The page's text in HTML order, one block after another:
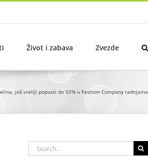
Život i zabava Zvezde
još vreliji popusti do 50% u Fashion Company radnjama
Search
for: